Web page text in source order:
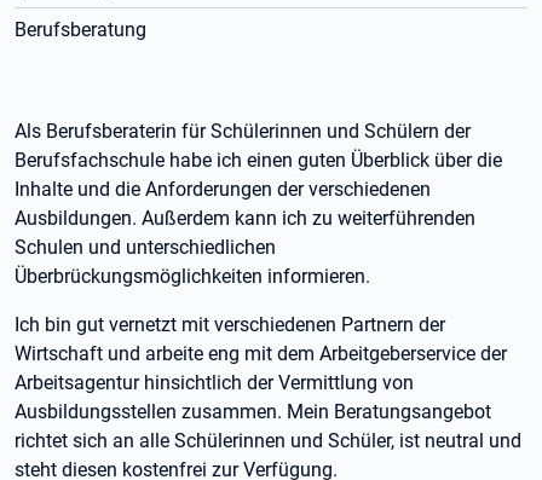
Berufsberatung
Als Berufsberaterin für Schülerinnen und Schülern der
Berufsfachschule habe ich einen guten Überblick über die
Inhalte und die Anforderungen der verschiedenen
Ausbildungen. Außerdem kann ich zu weiterführenden
Schulen und unterschiedlichen
Überbrückungsmöglichkeiten informieren.
Ich bin gut vernetzt mit verschiedenen Partnern der
Wirtschaft und arbeite eng mit dem Arbeitgeberservice der
Arbeitsagentur hinsichtlich der Vermittlung von
Ausbildungsstellen zusammen. Mein Beratungsangebot
richtet sich an alle Schülerinnen und Schüler, ist neutral und
steht diesen kostenfrei zur Verfügung.